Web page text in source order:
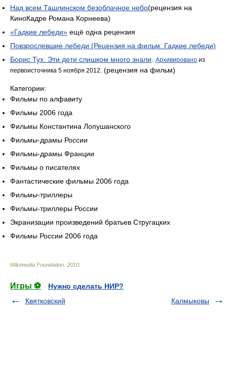
Над всем Ташлинском безоблачное небо(рецензия на
КиноКадре Романа Корнеева)
«Гадкие лебеди» ещё одна рецензия
Повзрослевшие лебеди (Рецензия на фильм: Гадкие лебеди)
Борис Тух. Эти дети слишком много знали
Архивировано из
первоисточника 5 ноября 2012.
(рецензия на фильм)
Категории:
Фильмы по алфавиту
Фильмы 2006 года
Фильмы Константина Лопушанского
Фильмы-драмы России
Фильмы-драмы Франции
Фильмы о писателях
Фантастические фильмы 2006 года
Фильмы-триллеры
Фильмы-триллеры России
Экранизации произведений братьев Стругацких
Фильмы России 2006 года
Wikimedia Foundation 2010
Игры ⚽
Нужно сделать НИР?
Квятковский
Калмыковы